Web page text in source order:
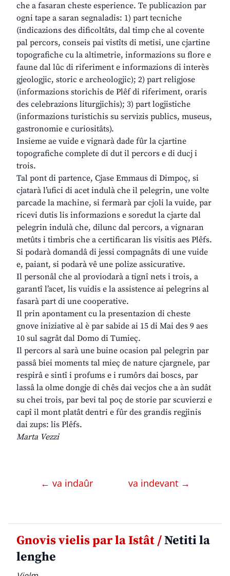
che a fasaran cheste esperience. Te publicazion par
ogni tape a saran segnaladis: 1) part tecniche
(indicazions des dificoltâts, dal timp che al covente
pal percors, conseis pai vistîts di metisi, une cjartine
topografiche cu la altimetrie, informazions su flore e
faune dal lûc di riferiment e informazions di interès
gjeologjic, storic e archeologjic); 2) part religjose
(informazions storichis de Plêf di riferiment, oraris
des celebrazions liturgjichis); 3) part logjistiche
(informazions turistichis su servizis publics, museus,
gastronomie e curiositâts).
Insieme ae vuide e vignarà dade fûr la cjartine
topografiche complete di dut il percors e di ducj i
trois.
Tal pont di partence, Cjase Emmaus di Dimpoç, si
cjatarà l’ufici di acet indulà che il pelegrin, une volte
parcade la machine, si fermarà par cjoli la vuide, par
ricevi dutis lis informazions e soredut la cjarte dal
pelegrin indulà che, dilunc dal percors, a vignaran
metûts i timbris che a certificaran lis visitis aes Plêfs.
Si podarà domandâ di jessi compagnâts di une vuide
e, paiant, si podarà vê une polize assicurative.
Il personâl che al proviodarà a tignî nets i trois, a
garantî l’acet, lis vuidis e la assistence ai pelegrins al
fasarà part di une cooperative.
Il prin apontament cu la presentazion di cheste
gnove iniziative al è par sabide ai 15 di Mai des 9 aes
10 sul sagrât dal Domo di Tumieç.
Il percors al sarà une buine ocasion pal pelegrin par
passâ biei moments tal mieç de nature cjargnele, par
respirâ e sintî i profums e i rumôrs dai boscs, par
lassâ la olme dongje di chês dai vecjos che a àn sudât
su chei trois, par bevi tal poç de storie par scuvierzi e
capî il mont platât dentri e fûr des grandis regjinis
dai zups: lis Plêfs.
Marta Vezzi
← va indaûr va indevant →
Gnovis vielis par la Istât /Netiti la
lenghe